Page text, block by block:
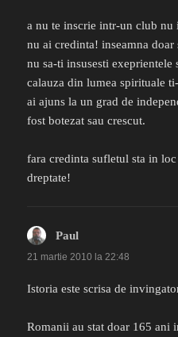
a nu te inscrie intr-un club nu
nu ai credinta! inseamna
nu sa-ti insusesti
calauza din lumea spirituale
ai ajuns la un grad de
fost botezat sau crescut.
fara credinta sufletul sta in
dreptate!
Paul
21 martie 2010 la 22:48
Istoria este scrisa de
Romanii au stat doar 165 ani